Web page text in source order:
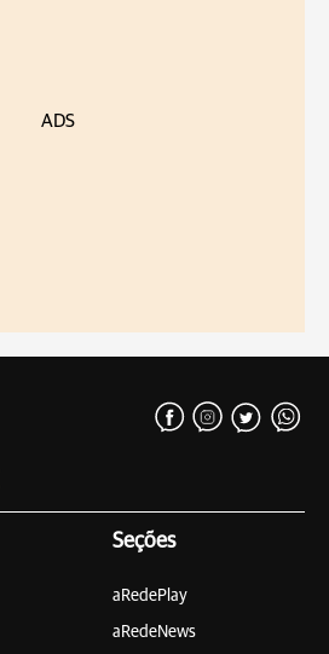
ADS
Seções
aRedePlay
aRedeNews